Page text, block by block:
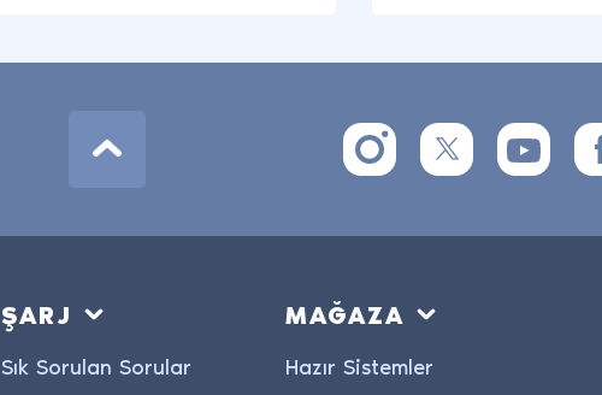
ŞARJ
Sık Sorulan Sorular
MAĞAZA
Hazır Sistemler